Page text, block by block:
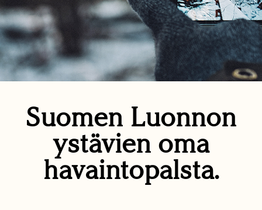
Suomen Luonnon
ystävien oma
havaintopalsta.